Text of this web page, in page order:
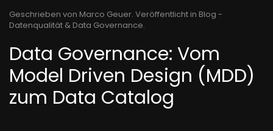
Geschrieben von Marco Geuer. Veröffentlicht in Blog -
Datenqualität & Data Governance.
Data Governance: Vom
Model Driven Design (MDD)
zum Data Catalog